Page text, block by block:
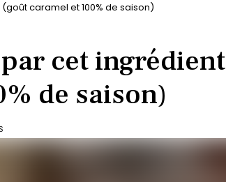
caramel et 100% de saison)
cet ingrédient
de saison)